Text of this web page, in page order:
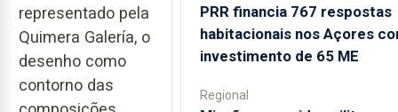
representado pela
Quimera Galería, o
desenho como
contorno das
PRR financia 767 respostas
habitacionais nos Açores
investimento de 65 ME
Regional